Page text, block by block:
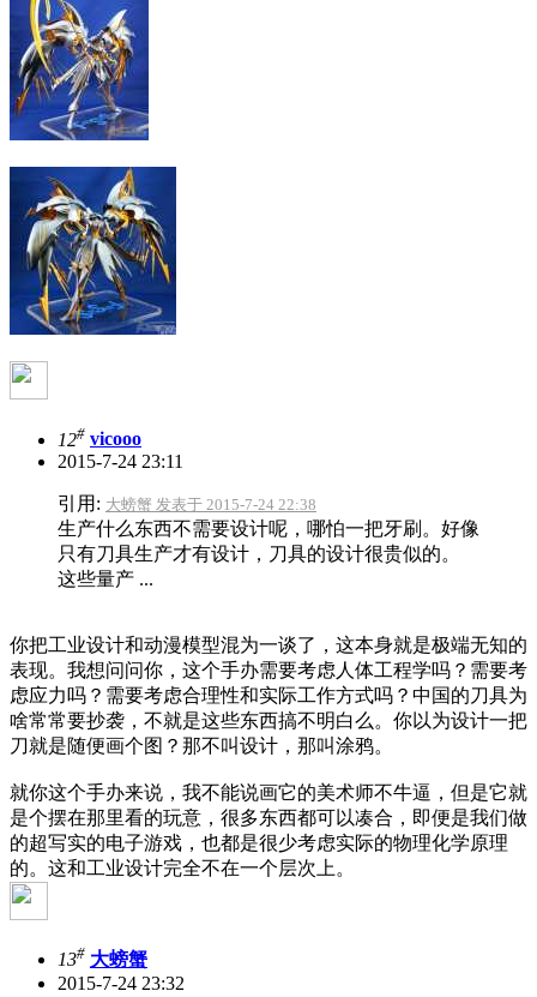
12# vicooo
2015-7-24 23:11
引用: 大螃蟹 发表于 2015-7-24 22:38
生产什么东西不需要设计呢，哪怕一把牙刷。好像
只有刀具生产才有设计，刀具的设计很贵似的。
这些量产 ...
你把工业设计和动漫模型混为一谈了，这本身就是极端无知的
表现。我想问问你，这个手办需要考虑人体工程学吗？需要考
虑应力吗？需要考虑合理性和实际工作方式吗？中国的刀具为
啥常常要抄袭，不就是这些东西搞不明白么。你以为设计一把
刀就是随便画个图？那不叫设计，那叫涂鸦。
就你这个手办来说，我不能说画它的美术师不牛逼，但是它就
是个摆在那里看的玩意，很多东西都可以凑合，即便是我们做
的超写实的电子游戏，也都是很少考虑实际的物理化学原理
的。这和工业设计完全不在一个层次上。
13# 大螃蟹
2015-7-24 23:32